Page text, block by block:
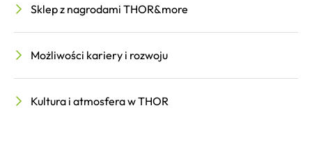
Sklep z nagrodami THOR&more
Możliwości kariery i rozwoju
Kultura i atmosfera w THOR